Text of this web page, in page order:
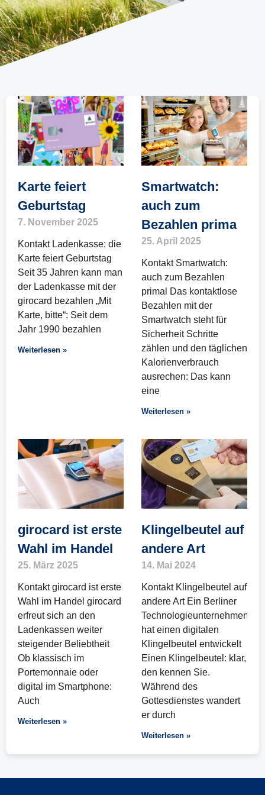
Karte feiert
Geburtstag
7. November 2025
Kontakt Ladenkasse: die
Karte feiert Geburtstag
Seit 35 Jahren kann man
der Ladenkasse mit der
girocard bezahlen „Mit
Karte, bitte“: Seit dem
Jahr 1990 bezahlen
Weiterlesen »
Smartwatch:
auch zum
Bezahlen prima
25. April 2025
Kontakt Smartwatch:
auch zum Bezahlen
primal Das kontaktlose
Bezahlen mit der
Smartwatch steht für
Sicherheit Schritte
zählen und den täglichen
Kalorienverbrauch
ausrechen: Das kann
eine
Weiterlesen »
girocard ist erste
Wahl im Handel
25. März 2025
Kontakt girocard ist erste
Wahl im Handel girocard
erfreut sich an den
Ladenkassen weiter
steigender Beliebtheit
Ob klassisch im
Portemonnaie oder
digital im Smartphone:
Auch
Weiterlesen »
Klingelbeutel auf
andere Art
14. Mai 2024
Kontakt Klingelbeutel auf
andere Art Ein Berliner
Technologieunternehmen
hat einen digitalen
Klingelbeutel entwickelt
Einen Klingelbeutel: klar,
den kennen Sie.
Während des
Gottesdienstes wandert
er durch
Weiterlesen »